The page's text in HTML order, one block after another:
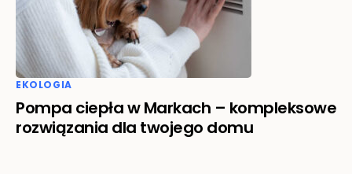
EKOLOGIA
Pompa ciepła w Markach – kompleksowe
rozwiązania dla twojego domu